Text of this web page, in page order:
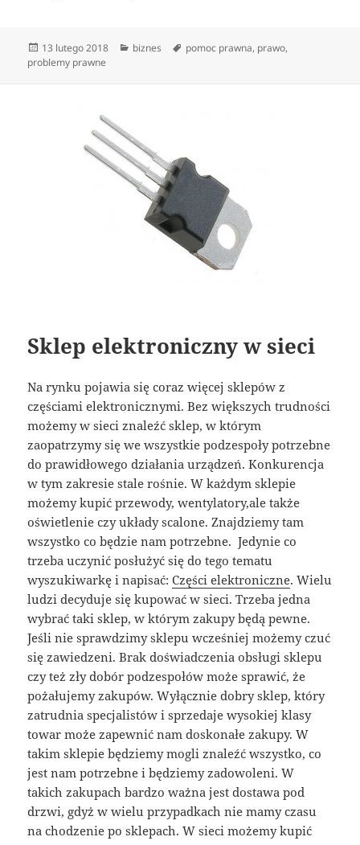
Data
publikacji
13 lutego 2018 Kategorie
biznes Tagi
pomoc prawna, prawo,
problemy prawne
Sklep elektroniczny w sieci
Na rynku pojawia się coraz więcej sklepów z
częściami elektronicznymi. Bez większych trudności
możemy w sieci znaleźć sklep, w którym
zaopatrzymy się we wszystkie podzespoły potrzebne
do prawidłowego działania urządzeń. Konkurencja
w tym zakresie stale rośnie. W każdym sklepie
możemy kupić przewody, wentylatory,ale także
oświetlenie czy układy scalone. Znajdziemy tam
wszystko co będzie nam potrzebne. Jedynie co
trzeba uczynić posłużyć się do tego tematu
wyszukiwarkę i napisać:Części elektroniczne. Wielu
ludzi decyduje się kupować w sieci. Trzeba jedna
wybrać taki sklep, w którym zakupy będą pewne.
Jeśli nie sprawdzimy sklepu wcześniej możemy czuć
się zawiedzeni. Brak doświadczenia obsługi sklepu
czy też zły dobór podzespołów może sprawić, że
pożałujemy zakupów. Wyłącznie dobry sklep, który
zatrudnia specjalistów i sprzedaje wysokiej klasy
towar może zapewnić nam doskonałe zakupy. W
takim sklepie będziemy mogli znaleźć wszystko, co
jest nam potrzebne i będziemy zadowoleni. W
takich zakupach bardzo ważna jest dostawa pod
drzwi, gdyż w wielu przypadkach nie mamy czasu
na chodzenie po sklepach. W sieci możemy kupić